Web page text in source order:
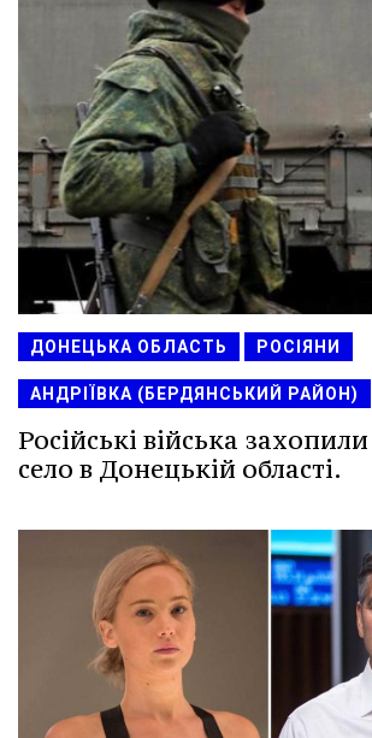
ДОНЕЦЬКА ОБЛАСТЬ РОСІЯНИ
АНДРІЇВКА (БЕРДЯНСЬКИЙ РАЙОН)
Російські війська
село в Донецькій області.